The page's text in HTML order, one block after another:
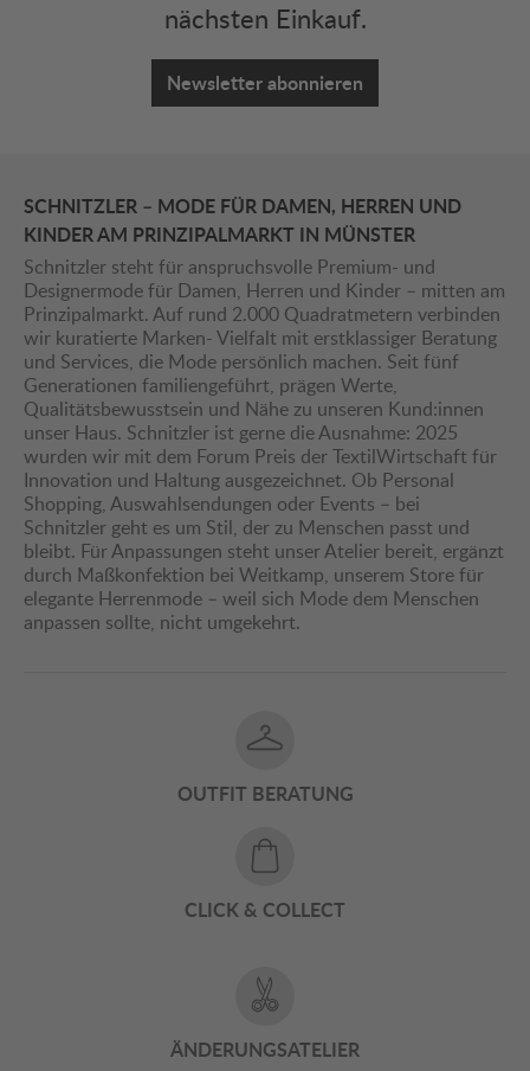
nächsten Einkauf.
Newsletter abonnieren
SCHNITZLER – MODE FÜR DAMEN, HERREN UND
KINDER AM PRINZIPALMARKT IN MÜNSTER
Schnitzler steht für anspruchsvolle Premium- und
Designermode für Damen, Herren und Kinder – mitten am
Prinzipalmarkt. Auf rund 2.000 Quadratmetern verbinden
wir kuratierte Marken- Vielfalt mit erstklassiger Beratung
und Services, die Mode persönlich machen. Seit fünf
Generationen familiengeführt, prägen Werte,
Qualitätsbewusstsein und Nähe zu unseren Kund:innen
unser Haus. Schnitzler ist gerne die Ausnahme: 2025
wurden wir mit dem Forum Preis der TextilWirtschaft für
Innovation und Haltung ausgezeichnet. Ob Personal
Shopping, Auswahlsendungen oder Events – bei
Schnitzler geht es um Stil, der zu Menschen passt und
bleibt. Für Anpassungen steht unser Atelier bereit, ergänzt
durch Maßkonfektion bei Weitkamp, unserem Store für
elegante Herrenmode – weil sich Mode dem Menschen
anpassen sollte, nicht umgekehrt.
OUTFIT BERATUNG
CLICK & COLLECT
ÄNDERUNGSATELIER